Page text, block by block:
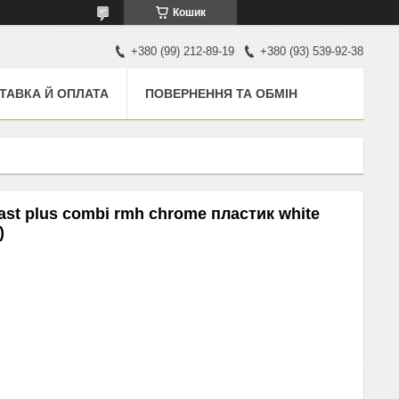
Кошик
+380 (99) 212-89-19 +380 (93) 539-92-38
Й ОПЛАТА ПОВЕРНЕННЯ ТА ОБМІН
plus combi rmh chrome пластик white